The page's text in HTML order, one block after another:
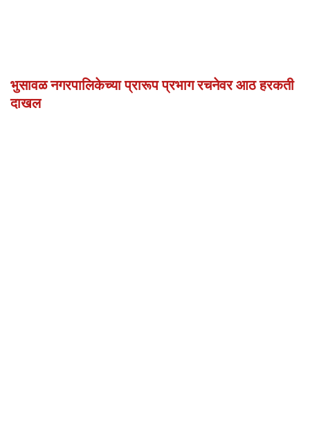
भुसावळ नगरपालिकेच्या प्रारूप प्रभाग रचनेवर आठ हरकती
दाखल